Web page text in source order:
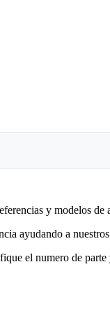
y modelos de
ayudando a
el numero de